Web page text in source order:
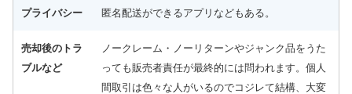
プライバシー 匿名配送ができるアプリなどもある。
売却後のトラ
ブルなど
ノークレーム・ノーリターンやジャンク品をうた
っても販売者責任が最終的には問われます。個人
間取引は色々な人がいるのでコジレて結構、大変